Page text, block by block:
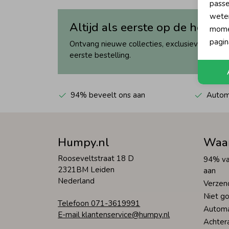
Altijd als eerste op de
Ontvang nieuwe collecties, exclusieve acties
eerste bestelling.
94% beveelt ons aan
Humpy.nl
Rooseveltstraat 18 D
2321BM Leiden
Nederland
Telefoon 071-3619991
E-mail klantenservice@humpy.nl
94%
aan
Niet